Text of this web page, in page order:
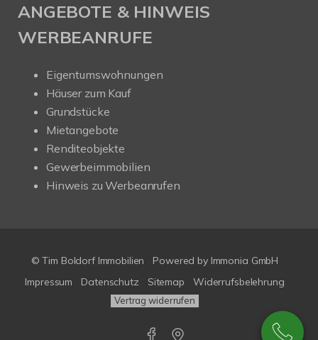
ANGEBOTE & HINWEIS
WERBEANRUFE
Eigentumswohnungen
Häuser zum Kauf
Grundstücke
Mietangebote
Renditeobjekte
Gewerbeimmobilien
Hinweis zu Werbeanrufen
© Tim Boldorf Immobilien Powered by Immonia GmbH
Impressum
Datenschutz Sitemap Widerrufsbelehrung
Vertrag widerrufen